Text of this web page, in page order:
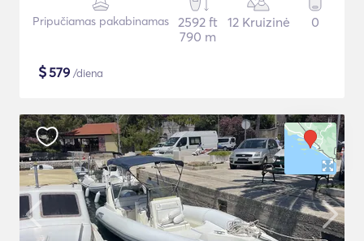
Pripučiamas pakabinamas
2592 ft
790 m
12 Kruizinė 0
$579 /diena